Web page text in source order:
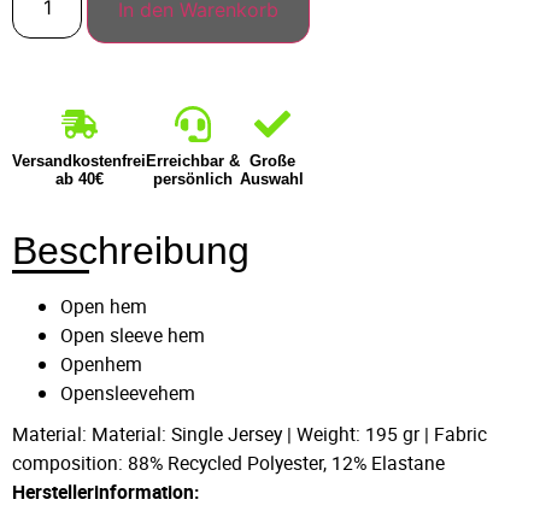
In den Warenkorb
Versandkostenfrei
ab 40€
Erreichbar &
persönlich
Große
Auswahl
Beschreibung
Open hem
Open sleeve hem
Openhem
Opensleevehem
Material: Material: Single Jersey | Weight: 195 gr | Fabric
composition: 88% Recycled Polyester, 12% Elastane
Herstellerinformation: